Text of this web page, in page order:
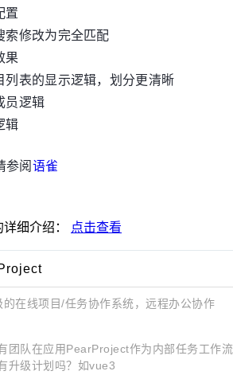
置
索修改为完全匹配
果
列表的显示逻辑，划分更清晰
员逻辑
辑
参阅语雀
细介绍： 点击查看
在线项目/任务协作系统，远程办公协作
团队在应用PearProject作为内部任务工作
升级计划吗？如vue3